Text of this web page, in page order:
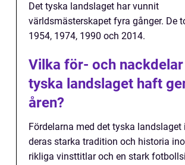
Det tyska landslaget har vunnit
världsmästerskapet fyra gånger. De
1954, 1974, 1990 och 2014.
Vilka för- och
tyska landslaget haft
åren?
Fördelarna med det tyska landslaget
deras starka tradition och historia
rikliga vinsttitlar och en stark